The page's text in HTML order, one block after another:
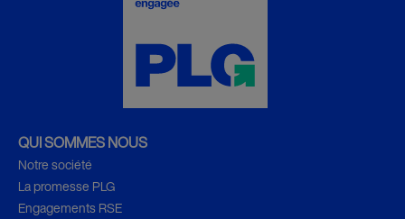
QUI SOMMES NOUS
Notre société
La promesse PLG
Engagements RSE